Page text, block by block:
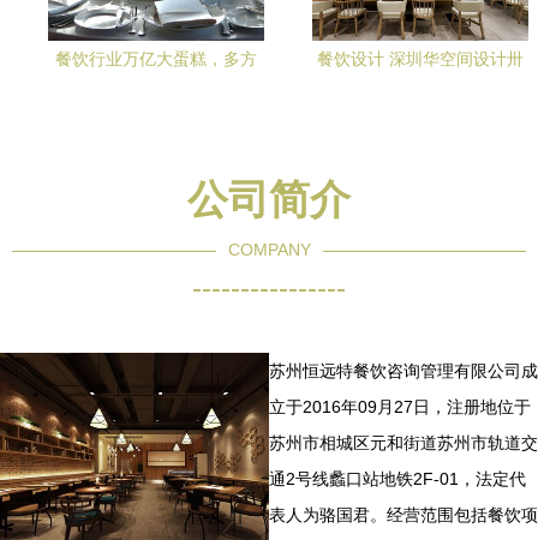
餐饮行业万亿大蛋糕，多方
餐饮设计 深圳华空间设计卅
公司简介
COMPANY
----------------
苏州恒远特餐饮咨询管理有限公司成
立于2016年09月27日，注册地位于
苏州市相城区元和街道苏州市轨道交
通2号线蠡口站地铁2F-01，法定代
表人为骆国君。经营范围包括餐饮项